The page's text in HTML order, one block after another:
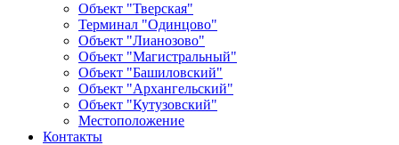
Объект "Тверская"
Терминал "Одинцово"
Объект "Лианозово"
Объект "Магистральный"
Объект "Башиловский"
Объект "Архангельский"
Объект "Кутузовский"
Местоположение
Контакты